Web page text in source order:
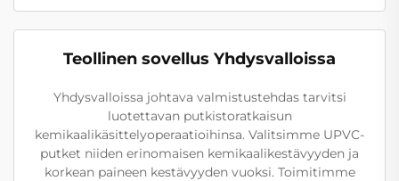
Teollinen sovellus Yhdysvalloissa
Yhdysvalloissa johtava valmistustehdas tarvitsi
luotettavan putkistoratkaisun
kemikaalikäsittelyoperaatioihinsa. Valitsimme UPVC-
putket niiden erinomaisen kemikaalikestävyyden ja
korkean paineen kestävyyden vuoksi. Toimitimme